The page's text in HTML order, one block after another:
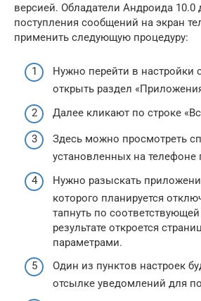
версией. Обладатели Андроида 10.0
поступления сообщений на экран
применить следующую процедуру:
Нужно перейти в настройки
открыть раздел
Далее кликают по строке
Здесь можно просмотреть
установленных на телефоне
Нужно разыскать
которого планируется
тапнуть по
результате откроется
параметрами.
Один из пунктов настроек
отсылке уведомлений для